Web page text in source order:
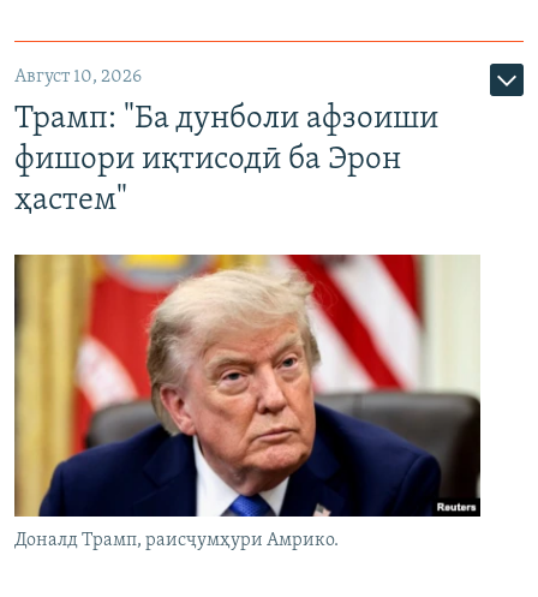
Август 10, 2026
Трамп: "Ба дунболи афзоиши
фишори иқтисодӣ ба Эрон
ҳастем"
Доналд Трамп, раисҷумҳури Амрико.